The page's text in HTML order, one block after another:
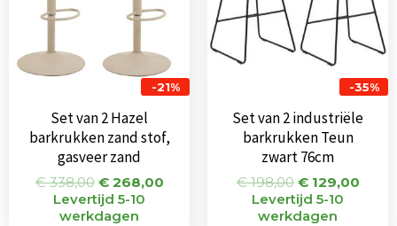
-21%
Set van 2 Hazel
barkrukken zand stof,
gasveer zand
€338,00 €268,00
Levertijd 5-10
werkdagen
-35%
Set van 2 industriële
barkrukken Teun
zwart 76cm
€198,00 €129,00
Levertijd 5-10
werkdagen